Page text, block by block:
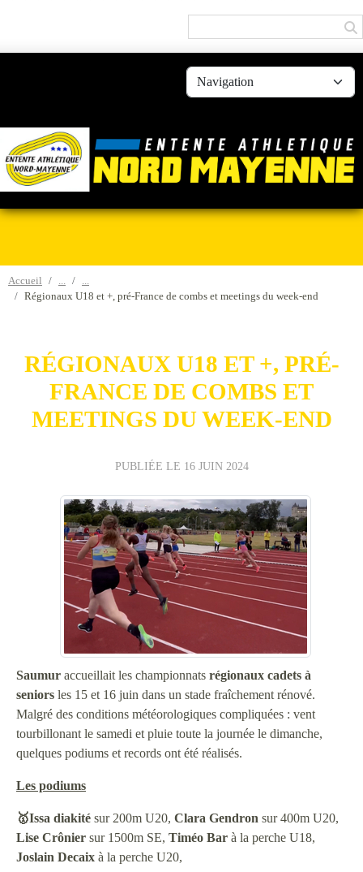
Accueil
Régionaux U18 et +, pré-France de combs et meetings du week-end
RÉGIONAUX U18 ET +, PRÉ-
FRANCE DE COMBS ET
MEETINGS DU WEEK-END
PUBLIÉE LE 16 JUIN 2024
Saumur accueillait les championnats régionaux cadets à
seniors les 15 et 16 juin dans un stade fraîchement rénové.
Malgré des conditions météorologiques compliquées : vent
tourbillonant le samedi et pluie toute la journée le dimanche,
quelques podiums et records ont été réalisés.
Les podiums
🥇Issa diakité sur 200m U20, Clara Gendron sur 400m U20,
Lise Crônier sur 1500m SE, Timéo Bar à la perche U18,
Joslain Decaix à la perche U20,